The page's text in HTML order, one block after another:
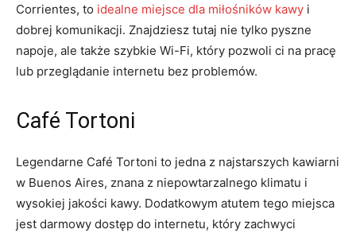
Corrientes, to idealne miejsce dla miłośników kawy i
dobrej komunikacji. Znajdziesz tutaj nie tylko pyszne
napoje, ale także szybkie Wi-Fi, który pozwoli ci na pracę
lub przeglądanie internetu bez problemów.
Café Tortoni
Legendarne Café Tortoni to jedna z najstarszych kawiarni
w Buenos Aires, znana z niepowtarzalnego klimatu i
wysokiej jakości kawy. Dodatkowym atutem tego miejsca
jest darmowy dostęp do internetu, który zachwyci